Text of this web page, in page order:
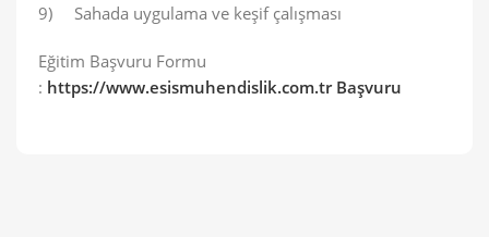
9) Sahada uygulama ve keşif çalışması
Eğitim Başvuru Formu
: https://www.esismuhendislik.com.tr Başvuru